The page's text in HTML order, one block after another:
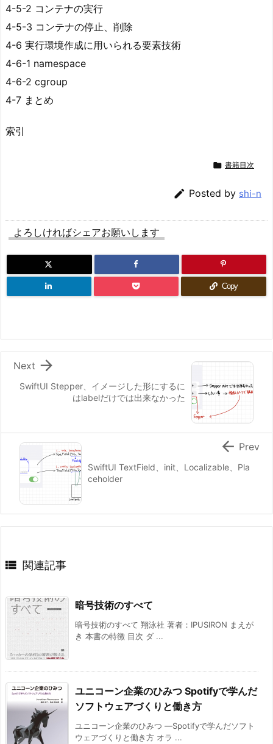
4-5-2 コンテナの実行
4-5-3 コンテナの停止、削除
4-6 実行環境作成に用いられる要素技術
4-6-1 namespace
4-6-2 cgroup
4-7 まとめ
索引
 書籍目次
 Posted by shi-n
よろしければシェアお願いします
Copy
SwiftUI Stepper、イメージした形にするに
はlabelだけでは出来なかった

Next
SwiftUI TextField、init、Localizable、Pla
ceholder
 Prev
 関連記事
暗号技術のすべて
暗号技術のすべて 翔泳社 著者：IPUSIRON まえが
き 本書の特徴 目次 ダ ...
ユニコーン企業のひみつ Spotifyで学んだ
ソフトウェアづくりと働き方
ユニコーン企業のひみつ ―Spotifyで学んだソフト
ウェアづくりと働き方 オラ ...